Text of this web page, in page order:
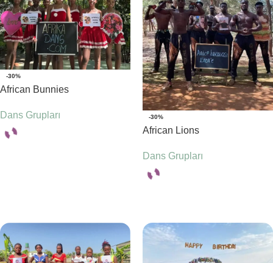
-30%
African Bunnies
Dans Grupları -30%
African Lions
Dans Grupları